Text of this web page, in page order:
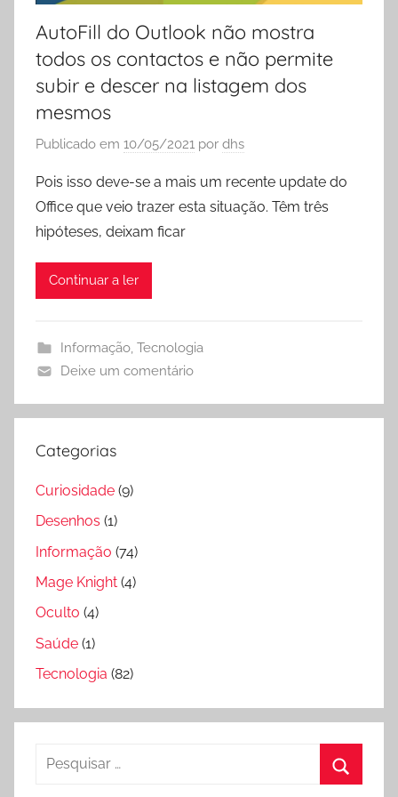
AutoFill do Outlook não mostra
todos os contactos e não permite
subir e descer na listagem dos
mesmos
Publicado em 10/05/2021 por dhs
Pois isso deve-se a mais um recente update do
Office que veio trazer esta situação. Têm três
hipóteses, deixam ficar
Continuar a ler
Informação, Tecnologia
Deixe um comentário
Categorias
Curiosidade (9)
Desenhos (1)
Informação (74)
Mage Knight (4)
Oculto (4)
Saúde (1)
Tecnologia (82)
Pesquisar